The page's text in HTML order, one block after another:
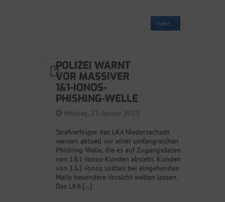
mehr...
POLIZEI WARNT
VOR MASSIVER
1&1-IONOS-
PHISHING-WELLE
Montag, 23. Januar 2023
Strafverfolger des LKA Niedersachsen
warnen aktuell vor einer umfangreichen
Phishing-Welle, die es auf Zugangsdaten
von 1&1-Ionos-Kunden absieht. Kunden
von 1&1-Ionos sollten bei eingehenden
Mails besondere Vorsicht walten lassen.
Das LKA […]